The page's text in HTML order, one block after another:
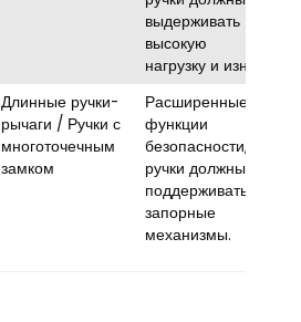
выдерживать
высокую
нагрузку и износ.
Длинные ручки-
рычаги / Ручки с
многоточечным
замком
Расширенные
функции
безопасности,
ручки должны
поддерживать
запорные
механизмы.